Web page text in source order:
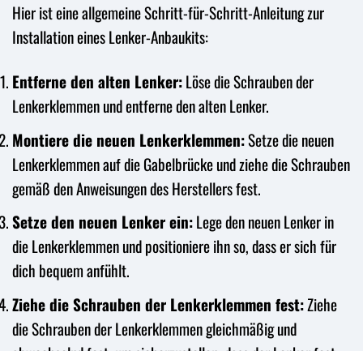
Hier ist eine allgemeine Schritt-für-Schritt-Anleitung zur
Installation eines Lenker-Anbaukits:
Entferne den alten Lenker:Löse die Schrauben der
Lenkerklemmen und entferne den alten Lenker.
Montiere die neuen Lenkerklemmen:Setze die neuen
Lenkerklemmen auf die Gabelbrücke und ziehe die Schrauben
gemäß den Anweisungen des Herstellers fest.
Setze den neuen Lenker ein:Lege den neuen Lenker in
die Lenkerklemmen und positioniere ihn so, dass er sich für
dich bequem anfühlt.
Ziehe die Schrauben der Lenkerklemmen fest:Ziehe
die Schrauben der Lenkerklemmen gleichmäßig und